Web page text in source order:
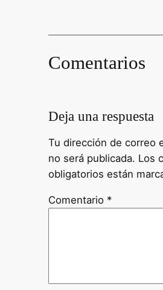
Comentarios
Deja una respuesta
Tu dirección de correo
no será publicada. Los
obligatorios están
Comentario *